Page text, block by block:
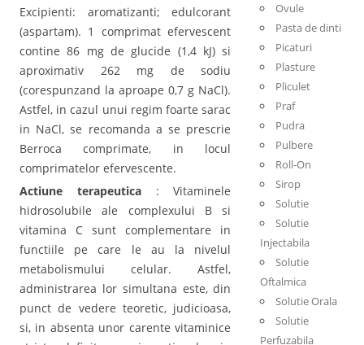
Excipienti: aromatizanti; edulcorant
(aspartam). 1 comprimat efervescent
contine 86 mg de glucide (1,4 kJ) si
aproximativ 262 mg de sodiu
(corespunzand la aproape 0,7 g NaCl).
Astfel, in cazul unui regim foarte sarac
in NaCl, se recomanda a se prescrie
Berroca comprimate, in locul
comprimatelor efervescente.
Actiune terapeutica: Vitaminele
hidrosolubile ale complexului B si
vitamina C sunt complementare in
functiile pe care le au la nivelul
metabolismului celular. Astfel,
administrarea lor simultana este, din
punct de vedere teoretic, judicioasa,
si, in absenta unor carente vitaminice
Ovule
Pasta de dinti
Picaturi
Plasture
Pliculet
Praf
Pudra
Pulbere
Roll-On
Sirop
Solutie
Solutie
Injectabila
Solutie
Oftalmica
Solutie Orala
Solutie
Perfuzabila